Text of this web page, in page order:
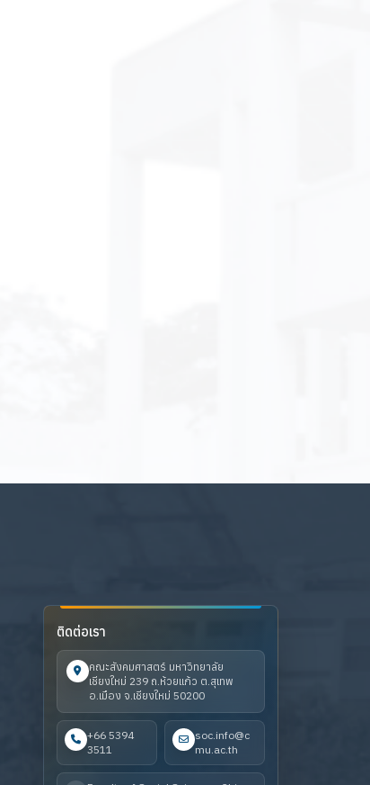
ติดต่อเรา
คณะสังคมศาสตร์ มหาวิทยาลัย
เชียงใหม่ 239 ถ.ห้วยแก้ว ต.สุเทพ
อ.เมือง จ.เชียงใหม่ 50200
+66 5394
3511
soc.info@c
mu.ac.th